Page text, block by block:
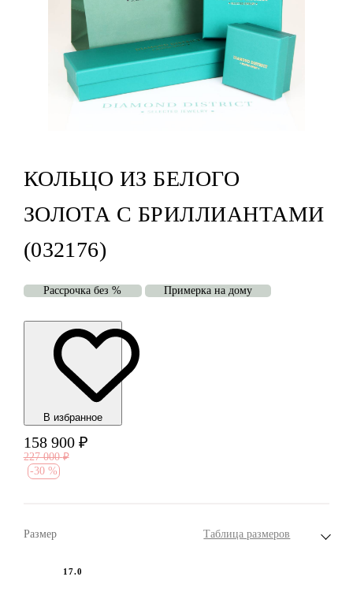
КОЛЬЦО ИЗ БЕЛОГО
ЗОЛОТА С БРИЛЛИАНТАМИ
(032176)
Рассрочка без % Примерка на дому
В избранноe
158 900 ₽
227 000 ₽
-30 %
Размер Таблица размеров
17.0